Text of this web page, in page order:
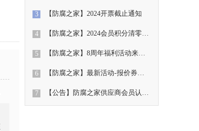
3 【防腐之家】2024开票截止通知
4 【防腐之家】2024会员积分清零…
5 【防腐之家】8周年福利活动来…
6 【防腐之家】最新活动-报价券…
7 【公告】防腐之家供应商会员认…